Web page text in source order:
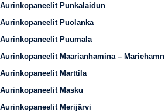
Aurinkopaneelit Punkalaidun
Aurinkopaneelit Puolanka
Aurinkopaneelit Puumala
Aurinkopaneelit Maarianhamina – Mariehamn
Aurinkopaneelit Marttila
Aurinkopaneelit Masku
Aurinkopaneelit Merijärvi